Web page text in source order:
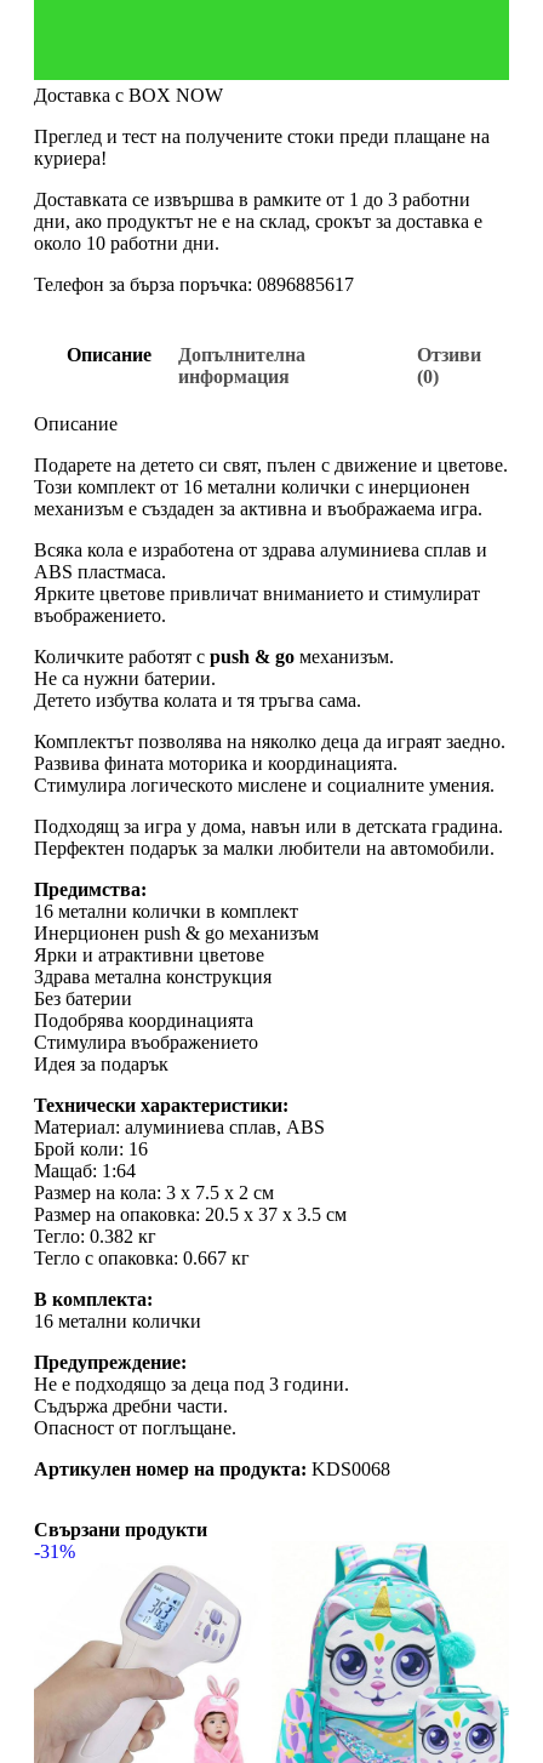
Доставка с BOX NOW
Преглед и тест на получените стоки преди плащане на
куриера!
Доставката се извършва в рамките от 1 до 3 работни
дни, ако продуктът не е на склад, срокът за доставка е
около 10 работни дни.
Телефон за бърза поръчка: 0896885617
Описание
Допълнителна
информация
Отзиви
(0)
Описание
Подарете на детето си свят, пълен с движение и цветове.
Този комплект от 16 метални колички с инерционен
механизъм е създаден за активна и въображаема игра.
Всяка кола е изработена от здрава алуминиева сплав и
ABS пластмаса.
Ярките цветове привличат вниманието и стимулират
въображението.
Количките работят с push & go механизъм.
Не са нужни батерии.
Детето избутва колата и тя тръгва сама.
Комплектът позволява на няколко деца да играят заедно.
Развива фината моторика и координацията.
Стимулира логическото мислене и социалните умения.
Подходящ за игра у дома, навън или в детската градина.
Перфектен подарък за малки любители на автомобили.
Предимства:
16 метални колички в комплект
Инерционен push & go механизъм
Ярки и атрактивни цветове
Здрава метална конструкция
Без батерии
Подобрява координацията
Стимулира въображението
Идея за подарък
Технически характеристики:
Материал: алуминиева сплав, ABS
Брой коли: 16
Мащаб: 1:64
Размер на кола: 3 x 7.5 x 2 см
Размер на опаковка: 20.5 x 37 x 3.5 см
Тегло: 0.382 кг
Тегло с опаковка: 0.667 кг
В комплекта:
16 метални колички
Предупреждение:
Не е подходящо за деца под 3 години.
Съдържа дребни части.
Опасност от поглъщане.
Артикулен номер на продукта: KDS0068
Свързани продукти
-31%